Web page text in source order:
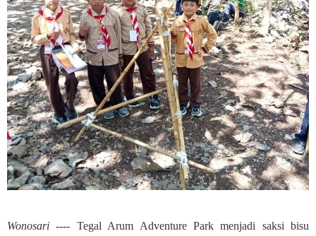
Wonosari ---- Tegal Arum Adventure Park menjadi saksi bisu